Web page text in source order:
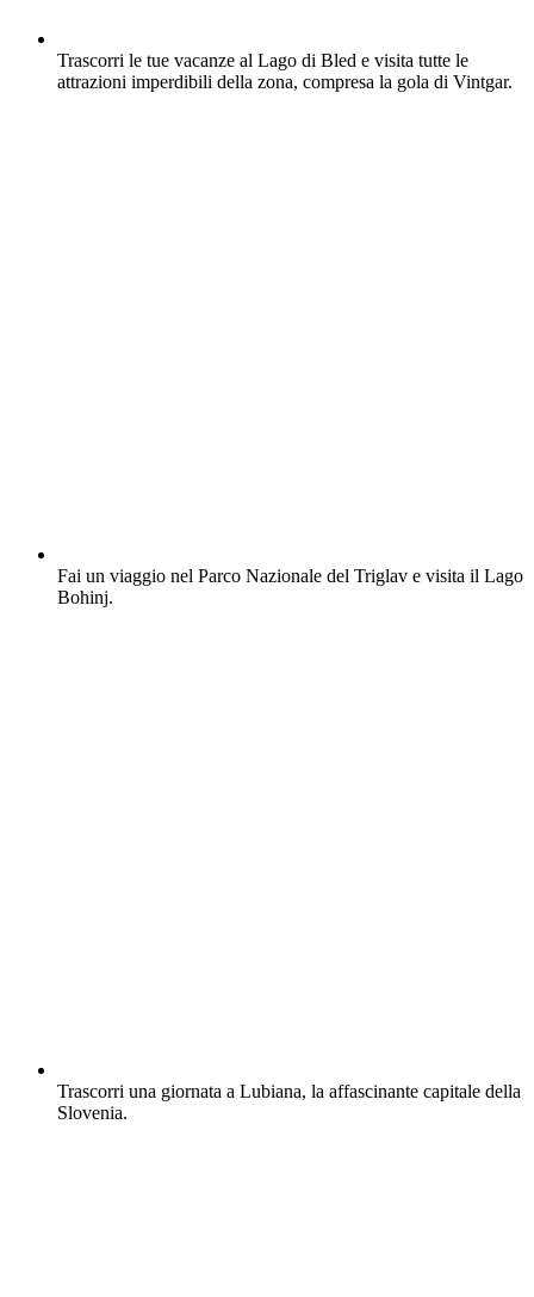
Trascorri le tue vacanze al Lago di Bled e visita tutte le
attrazioni imperdibili della zona, compresa la gola di Vintgar.
Fai un viaggio nel Parco Nazionale del Triglav e visita il Lago
Bohinj.
Trascorri una giornata a Lubiana, la affascinante capitale della
Slovenia.